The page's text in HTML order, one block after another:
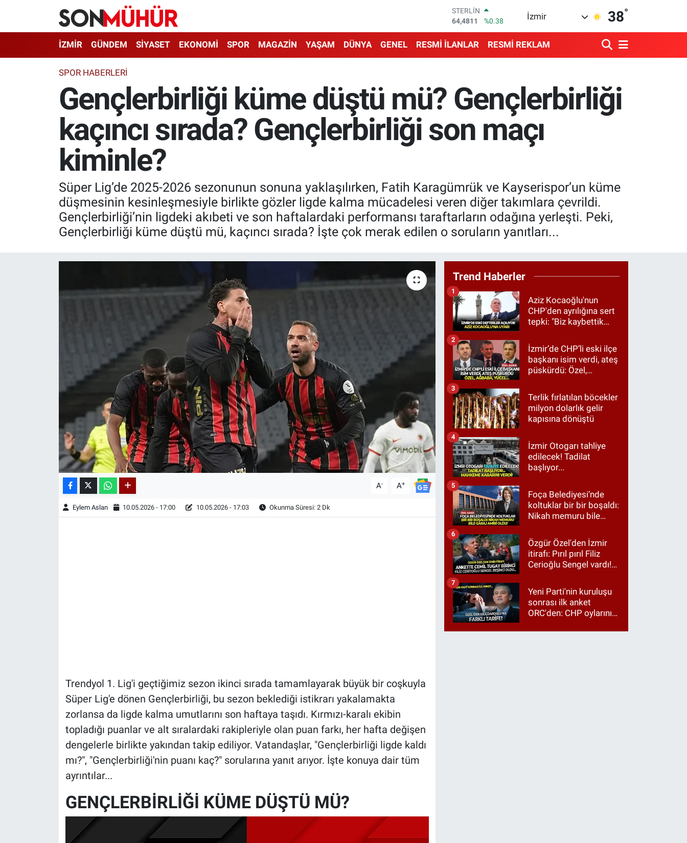
GRAM ALTIN
6660.55
%0.03
BİST100
13.779
%-14
EURO
55,2510
%0.32
64,4811
%0.38
İzmir 38°
İZMİR GÜNDEM SİYASET EKONOMİ SPOR MAGAZİN YAŞAM DÜNYA GENEL RESMİ İLANLAR RESMİ REKLAM
SPOR HABERLERI
Gençlerbirliği küme düştü mü? Gençlerbirliği
kaçıncı sırada? Gençlerbirliği son maçı
kiminle?
Süper Lig’de 2025-2026 sezonunun sonuna yaklaşılırken, Fatih Karagümrük ve Kayserispor’un küme
düşmesinin kesinleşmesiyle birlikte gözler ligde kalma mücadelesi veren diğer takımlara çevrildi.
Gençlerbirliği’nin ligdeki akıbeti ve son haftalardaki performansı taraftarların odağına yerleşti. Peki,
Gençlerbirliği küme düştü mü, kaçıncı sırada? İşte çok merak edilen o soruların yanıtları...
A- A+
Eylem Aslan 10.05.2026 - 17:00 10.05.2026 - 17:03 Okunma Süresi: 2 Dk
Trendyol 1. Lig'i geçtiğimiz sezon ikinci sırada tamamlayarak büyük bir coşkuyla
Süper Lig'e dönen Gençlerbirliği, bu sezon beklediği istikrarı yakalamakta
zorlansa da ligde kalma umutlarını son haftaya taşıdı. Kırmızı-karalı ekibin
topladığı puanlar ve alt sıralardaki rakipleriyle olan puan farkı, her hafta değişen
dengelerle birlikte yakından takip ediliyor. Vatandaşlar, "Gençlerbirliği ligde kaldı
mı?", "Gençlerbirliği'nin puanı kaç?" sorularına yanıt arıyor. İşte konuya dair tüm
ayrıntılar...
GENÇLERBİRLİĞİ KÜME DÜŞTÜ MÜ?
Trend Haberler
Aziz Kocaoğlu'nun
CHP'den ayrılığına sert
tepki: "Biz kaybettik
etmedik"
1
İzmir’de CHP’li eski ilçe
başkanı isim verdi, ateş
püskürdü: Özel,
2
Terlik fırlatılan böcekler
milyon dolarlık gelir
kapısına dönüştü
3
İzmir Otogarı tahliye
edilecek! Tadilat
başlıyor...
4
Foça Belediyesi’nde
koltuklar bir bir boşaldı:
Nikah memuru bile
5
Özgür Özel'den İzmir
itirafı: Pırıl pırıl Filiz
Cerioğlu Sengel vardı!
Tugay birinci çıktı
6
Yeni Parti'nin kuruluşu
sonrası ilk anket
ORC'den: CHP oylarının
üçte biri Kılıçdaroğlu'na
7
İzmir Nöbetçi Eczaneler
İzmir Namaz Vakitleri
İzmir Trafik Yoğunluk Haritası
Süper Lig Puan Durumu ve Fikstür
Tüm Manşetler
Son Dakika Haberleri
Haber Arşivi